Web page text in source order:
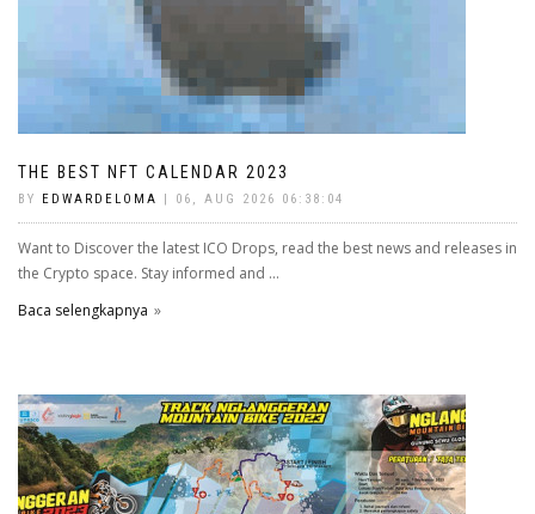
THE BEST NFT CALENDAR 2023
BY EDWARDELOMA | 06, AUG 2026 06:38:04
Want to Discover the latest ICO Drops, read the best news and releases in
the Crypto space. Stay informed and ...
Baca selengkapnya